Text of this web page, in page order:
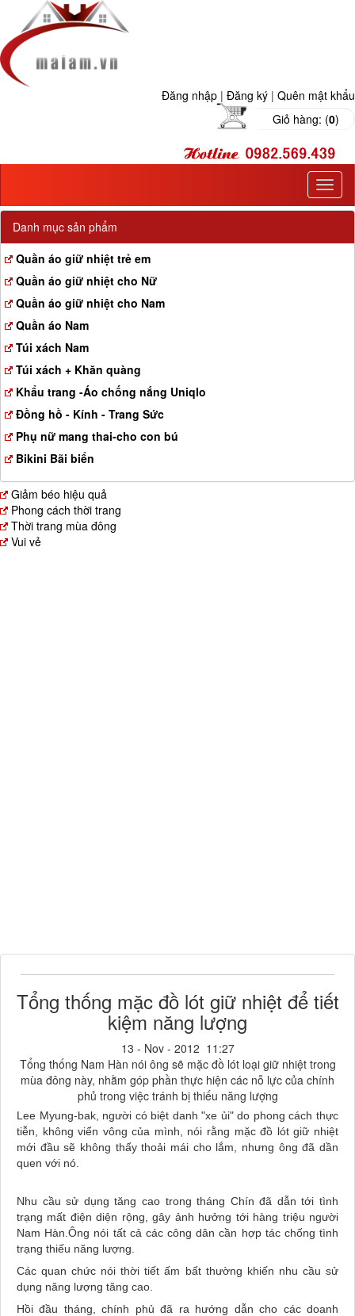
Đăng nhập | Đăng ký | Quên mật khẩu
Giỏ hàng: (0)
T
o
Danh mục sản phẩm
Quần áo giữ nhiệt trẻ em
Quần áo giữ nhiệt cho Nữ
Quần áo giữ nhiệt cho Nam
Quần áo Nam
Túi xách Nam
Túi xách + Khăn quàng
Khẩu trang -Áo chống nắng Uniqlo
Đồng hồ - Kính - Trang Sức
Phụ nữ mang thai-cho con bú
Bikini Bãi biển
Giảm béo hiệu quả
Phong cách thời trang
Thời trang mùa đông
Vui vẻ
Tổng thống mặc đồ lót giữ nhiệt để tiết
kiệm năng lượng
13 - Nov - 2012 11:27
Tổng thống Nam Hàn nói ông sẽ mặc đồ lót loại giữ nhiệt trong
mùa đông này, nhằm góp phần thực hiện các nỗ lực của chính
phủ trong việc tránh bị thiếu năng lượng
Lee Myung-bak, người có biệt danh "xe ủi" do phong cách thực
tiễn, không viển vông của mình, nói rằng mặc đồ lót giữ nhiệt
mới đầu sẽ không thấy thoải mái cho lắm, nhưng ông đã dần
quen với nó.
Nhu cầu sử dụng tăng cao trong tháng Chín đã dẫn tới tình
trạng mất điện diện rộng, gây ảnh hưởng tới hàng triệu người
Nam Hàn.Ông nói tất cả các công dân cần hợp tác chống tình
trạng thiếu năng lượng.
Các quan chức nói thời tiết ấm bất thường khiến nhu cầu sử
dụng năng lượng tăng cao.
Hồi đầu tháng, chính phủ đã ra hướng dẫn cho các doanh